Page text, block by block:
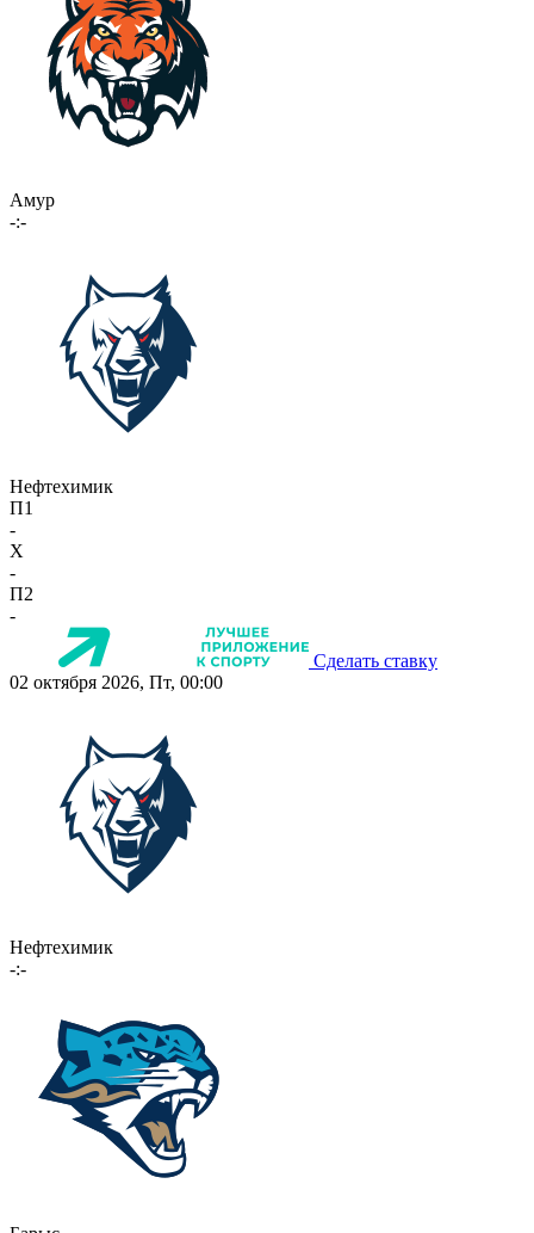
Амур
-:-
Нефтехимик
П1
-
X
-
П2
-
Сделать ставку
02 октября 2026, Пт, 00:00
Нефтехимик
-:-